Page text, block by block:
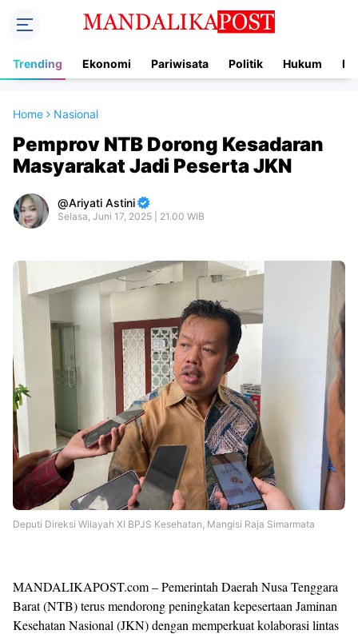
Trending Ekonomi Pariwisata Politik Hukum
Home Nasional
Pemprov NTB Dorong Kesadaran
Masyarakat Jadi Peserta JKN
Ariyati Astini
Selasa, Juni 17, 2025 | 21.00 WIB
Deputi Direksi Wilayah XI BPJS Kesehatan, Mangisi Raja Simarmata
MANDALIKAPOST.com – Pemerintah Daerah Nusa Tenggara
Barat (NTB) terus mendorong peningkatan kepesertaan Jaminan
Kesehatan Nasional (JKN) dengan memperkuat kolaborasi lintas